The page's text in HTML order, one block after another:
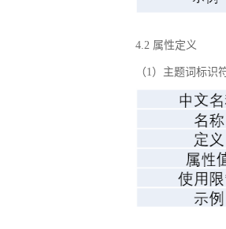
4.2 属性定义
（1）主题词标识